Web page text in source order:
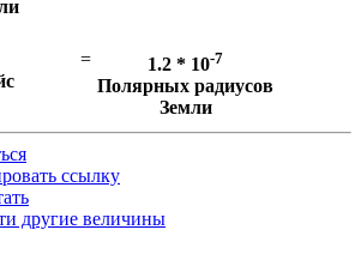
= 1.2 * 10-7
Полярных радиусов
Земли
ссылку
другие величины